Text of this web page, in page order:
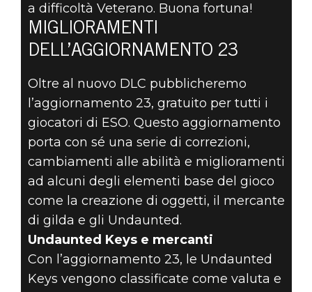
a difficoltà Veterano. Buona fortuna!
MIGLIORAMENTI
DELL’AGGIORNAMENTO 23
Oltre al nuovo DLC pubblicheremo
l’aggiornamento 23, gratuito per tutti i
giocatori di ESO. Questo aggiornamento
porta con sé una serie di correzioni,
cambiamenti alle abilità e miglioramenti
ad alcuni degli elementi base del gioco
come la creazione di oggetti, il mercante
di gilda e gli Undaunted.
Undaunted Keys e mercanti
Con l’aggiornamento 23, le Undaunted
Keys vengono classificate come valuta e